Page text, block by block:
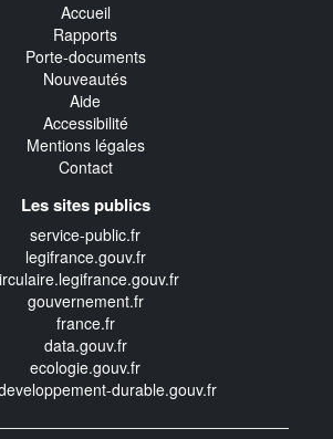
Accueil
Rapports
Porte-documents
Nouveautés
Aide
Accessibilité
Mentions légales
Contact
Les sites publics
service-public.fr
legifrance.gouv.fr
gouvernement.fr
france.fr
data.gouv.fr
ecologie.gouv.fr
durable.gouv.fr